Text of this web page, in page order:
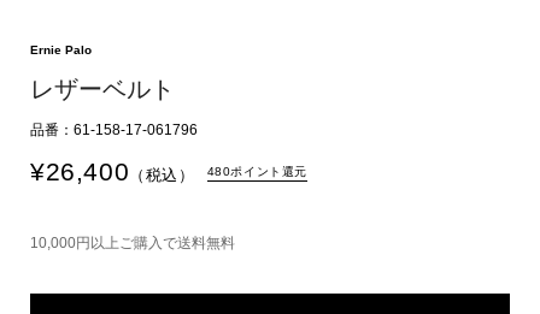
Ernie Palo
レザーベルト
品番：61-158-17-061796
¥26,400 （税込） 480ポイント還元
10,000円以上ご購入で送料無料